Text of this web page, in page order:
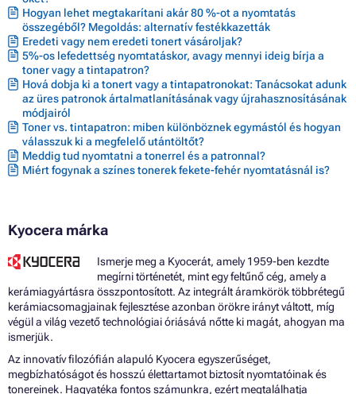
Hogyan lehet megtakarítani akár 80 %-ot a nyomtatás
összegéből? Megoldás: alternatív festékkazetták
Eredeti vagy nem eredeti tonert vásároljak?
5%-os lefedettség nyomtatáskor, avagy mennyi ideig bírja a
toner vagy a tintapatron?
Hová dobja ki a tonert vagy a tintapatronokat: Tanácsokat adunk
az üres patronok ártalmatlanításának vagy újrahasznosításának
módjairól
Toner vs. tintapatron: miben különböznek egymástól és hogyan
válasszuk ki a megfelelő utántöltőt?
Meddig tud nyomtatni a tonerrel és a patronnal?
Miért fogynak a színes tonerek fekete-fehér nyomtatásnál is?
Kyocera márka
Ismerje meg a Kyocerát, amely 1959-ben kezdte
megírni történetét, mint egy feltűnő cég, amely a
kerámiagyártásra összpontosított. Az integrált áramkörök többrétegű
kerámiacsomagjainak fejlesztése azonban örökre irányt váltott, míg
végül a világ vezető technológiai óriásává nőtte ki magát, ahogyan ma
ismerjük.
Az innovatív filozófián alapuló Kyocera egyszerűséget,
megbízhatóságot és hosszú élettartamot biztosít nyomtatóinak és
tonereinek. Hagyatéka fontos számunkra, ezért megtalálhatja